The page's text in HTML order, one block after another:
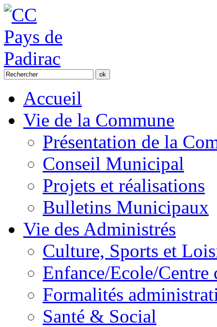
Accueil
Vie de la Commune
Présentation de la
Conseil Municipal
Projets et réalisations
Bulletins Municipaux
Vie des Administrés
Culture, Sports et
Enfance/Ecole/Centre
Formalités
Santé & Social